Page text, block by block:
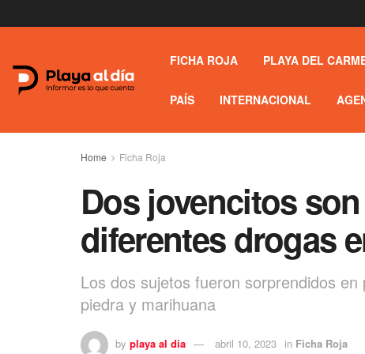
FICHA ROJA PLAYA DEL
PAÍS INTERNACIONAL
Home Ficha Roja
Dos jovencitos
diferentes drogas
Los dos sujetos fueron sorprendidos
piedra y marihuana
by playa al dia abril 10, 2023 in Ficha Roja